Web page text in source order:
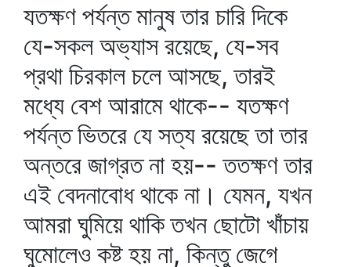
যতক্ষণ পর্যন্ত মানুষ তার চারি দিকে
যে-সকল অভ্যাস রয়েছে, যে-সব
প্রথা চিরকাল চলে আসছে, তারই
মধ্যে বেশ আরামে থাকে-- যতক্ষণ
পর্যন্ত ভিতরে যে সত্য রয়েছে তা তার
অন্তরে জাগ্রত না হয়-- ততক্ষণ তার
এই বেদনাবোধ থাকে না। যেমন, যখন
আমরা ঘুমিয়ে থাকি তখন ছোটো খাঁচায়
ঘুমোলেও কষ্ট হয় না, কিন্তু জেগে